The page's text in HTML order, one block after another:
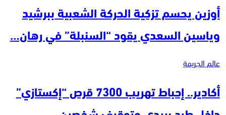
أوزين يحسم تزكية الحركة الشعبية ببرشيد
وياسين السعدي يقود “السنبلة” في رهان…
عالم الجريمة
أكادير.. إحباط تهريب 7300 قرص “إكستازي”